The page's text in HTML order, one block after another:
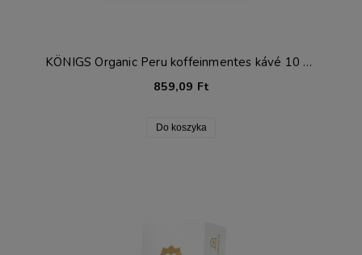
KÖNIGS Organic Peru koffeinmentes kávé 10 kapszula Nespresso®-hoz*
859,09 Ft
Do koszyka